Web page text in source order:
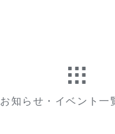
お知らせ・イベント一